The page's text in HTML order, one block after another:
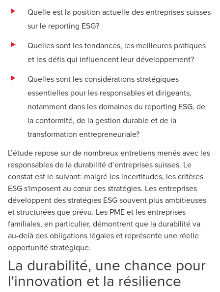
Quelle est la position actuelle des entreprises suisses
sur le reporting ESG?
Quelles sont les tendances, les meilleures pratiques
et les défis qui influencent leur développement?
Quelles sont les considérations stratégiques
essentielles pour les responsables et dirigeants,
notamment dans les domaines du reporting ESG, de
la conformité, de la gestion durable et de la
transformation entrepreneuriale?
L’étude repose sur de nombreux entretiens menés avec les
responsables de la durabilité d’entreprises suisses. Le
constat est le suivant: malgré les incertitudes, les critères
ESG s'imposent au cœur des stratégies. Les entreprises
développent des stratégies ESG souvent plus ambitieuses
et structurées que prévu. Les PME et les entreprises
familiales, en particulier, démontrent que la durabilité va
au-delà des obligations légales et représente une réelle
opportunité stratégique.
La durabilité, une chance pour
l'innovation et la résilience